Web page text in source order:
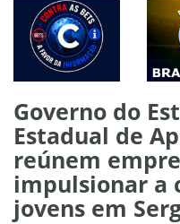
Governo do
Estadual de
reúnem
impulsionar a
jovens em